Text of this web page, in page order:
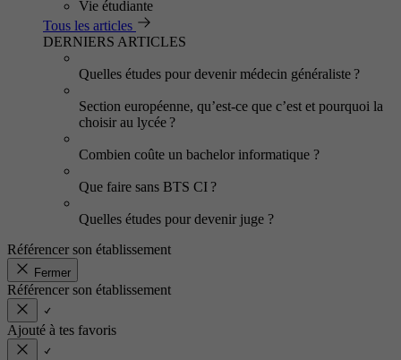
Vie étudiante
Tous les articles
DERNIERS ARTICLES
Quelles études pour devenir médecin généraliste ?
Section européenne, qu’est-ce que c’est et pourquoi la
choisir au lycée ?
Combien coûte un bachelor informatique ?
Que faire sans BTS CI ?
Quelles études pour devenir juge ?
Référencer son établissement
Fermer
Référencer son établissement
Ajouté à tes favoris